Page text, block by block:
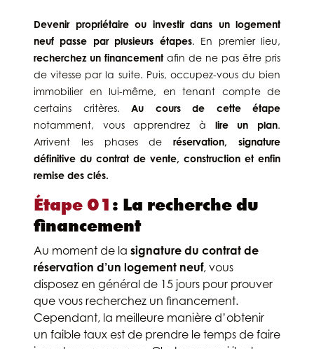
Devenir propriétaire ou investir dans un logement
neuf passe par plusieurs étapes. En premier lieu,
recherchez un financementafin de ne pas être pris
de vitesse par la suite. Puis, occupez-vous du bien
immobilier en lui-même, en tenant compte de
certains critères. Au cours de cette étape
notamment, vous apprendrez à lire un plan.
Arrivent les phases deréservation, signature
définitive du contrat de vente, construction et enfin
remise des clés.
Étape 01: La recherche du
financement
Au moment de la signature du contrat de
réservation d’un logement neuf, vous
disposez en général de 15 jours pour prouver
que vous recherchez un financement.
Cependant, la meilleure manière d’obtenir
un faible taux est de prendre le temps de faire